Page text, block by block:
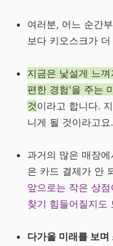
여러분, 어느 순간
보다 키오스크가
지금은 낯설게 느
편한 경험'을 주는
것이라고 합니다.
니게 될 것이라고요.
과거의 많은 매장
은 카드 결제가 안
앞으로는 작은 상
찾기 힘들어질지도
다가올 미래를 보